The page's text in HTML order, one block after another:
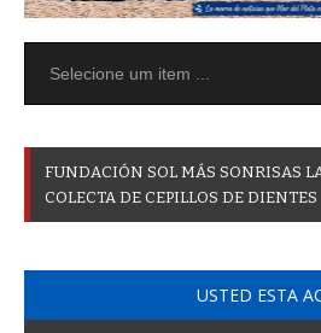
FUNDACIÓN SOL MÁS SONRISAS L
COLECTA DE CEPILLOS DE DIENTES
USTED ESTA